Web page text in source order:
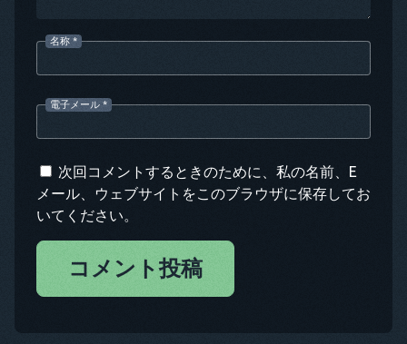
名称 *
電子メール *
次回コメントするときのために、私の名前、E
メール、ウェブサイトをこのブラウザに保存してお
いてください。
コメント投稿